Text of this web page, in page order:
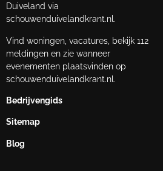
Duiveland via
schouwenduivelandkrant.nl.
Vind woningen, vacatures, bekijk 112
meldingen en zie wanneer
evenementen plaatsvinden op
schouwenduivelandkrant.nl.
Bedrijvengids
Sitemap
Blog